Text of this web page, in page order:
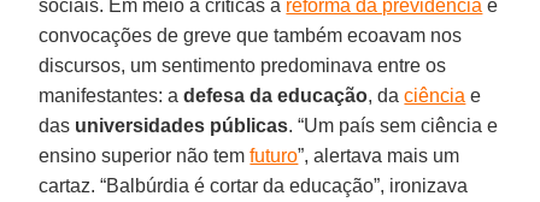
sociais. Em meio a críticas à reforma da previdência e
convocações de greve que também ecoavam nos
discursos, um sentimento predominava entre os
manifestantes: adefesa da educação, daciência e
das universidades públicas. “Um país sem ciência e
ensino superior não temfuturo”, alertava mais um
cartaz. “Balbúrdia é cortar da educação”, ironizava